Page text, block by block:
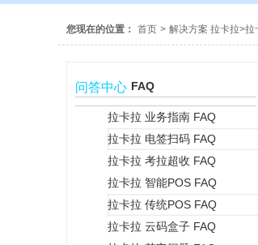
您现在的位置： 首页 > 解决方案 拉卡拉>拉
问答中心 FAQ
拉卡拉 业务指南 FAQ
拉卡拉 电签扫码 FAQ
拉卡拉 考拉超收 FAQ
拉卡拉 智能POS FAQ
拉卡拉 传统POS FAQ
拉卡拉 云码盒子 FAQ